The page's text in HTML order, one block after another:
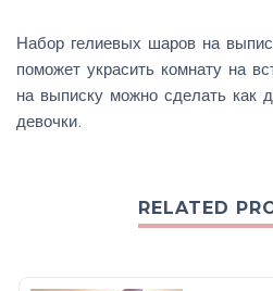
Набор гелиевых шаров на
поможет украсить комнату на
на выписку можно сделать как
девочки.
RELATED